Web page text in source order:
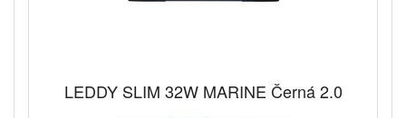
LEDDY SLIM 32W MARINE Černá 2.0